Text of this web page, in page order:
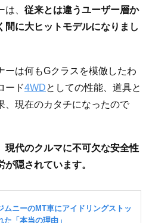
、 従来とは違うユーザー層か
間に大ヒットモデルになりまし
ーは何もGクラスを模倣したわ
ード4WDとしての性能、道具と
、現在のカタチになったので
現代のクルマに不可欠な安全性
隠されています。